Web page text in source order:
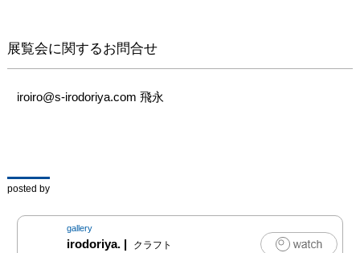
展覧会に関するお問合せ
iroiro@s-irodoriya.com 飛永
posted by
gallery
irodoriya. |
クラフト